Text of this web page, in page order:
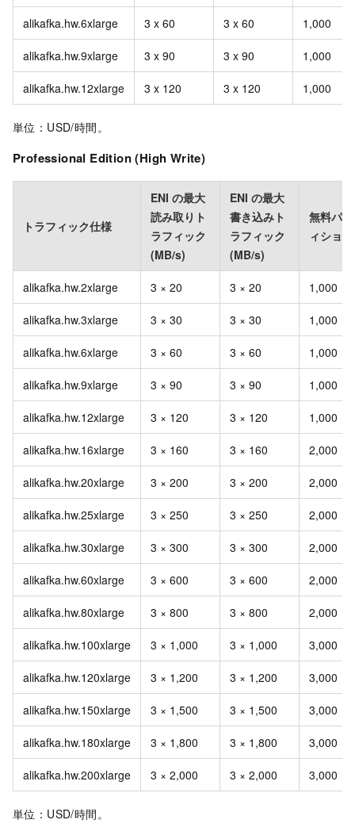
alikafka.hw.6xlarge 3 x 60 3 x 60 1,000
alikafka.hw.9xlarge 3 x 90 3 x 90 1,000
alikafka.hw.12xlarge 3 x 120 3 x 120 1,000
単位：USD/時間。
Professional Edition (High Write)
トラフィック仕様
ENI の最大
読み取りト
ラフィック
(MB/s)
ENI の最大
書き込みト
ラフィック
(MB/s)
無料パ
ィショ
alikafka.hw.2xlarge 3 × 20 3 × 20 1,000
alikafka.hw.3xlarge 3 × 30 3 × 30 1,000
alikafka.hw.6xlarge 3 × 60 3 × 60 1,000
alikafka.hw.9xlarge 3 × 90 3 × 90 1,000
alikafka.hw.12xlarge 3 × 120 3 × 120 1,000
alikafka.hw.16xlarge 3 × 160 3 × 160 2,000
alikafka.hw.20xlarge 3 × 200 3 × 200 2,000
alikafka.hw.25xlarge 3 × 250 3 × 250 2,000
alikafka.hw.30xlarge 3 × 300 3 × 300 2,000
alikafka.hw.60xlarge 3 × 600 3 × 600 2,000
alikafka.hw.80xlarge 3 × 800 3 × 800 2,000
alikafka.hw.100xlarge 3 × 1,000 3 × 1,000 3,000
alikafka.hw.120xlarge 3 × 1,200 3 × 1,200 3,000
alikafka.hw.150xlarge 3 × 1,500 3 × 1,500 3,000
alikafka.hw.180xlarge 3 × 1,800 3 × 1,800 3,000
alikafka.hw.200xlarge 3 × 2,000 3 × 2,000 3,000
単位：USD/時間。